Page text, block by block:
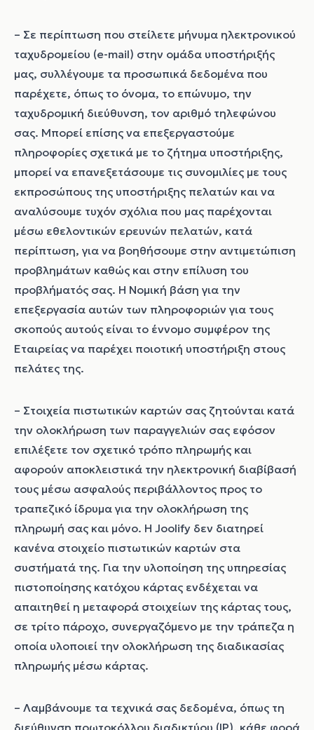
– Σε περίπτωση που στείλετε μήνυμα ηλεκτρονικού
ταχυδρομείου (e-mail) στην ομάδα υποστήριξής
μας, συλλέγουμε τα προσωπικά δεδομένα που
παρέχετε, όπως το όνομα, το επώνυμο, την
ταχυδρομική διεύθυνση, τον αριθμό τηλεφώνου
σας. Μπορεί επίσης να επεξεργαστούμε
πληροφορίες σχετικά με το ζήτημα υποστήριξης,
μπορεί να επανεξετάσουμε τις συνομιλίες με τους
εκπροσώπους της υποστήριξης πελατών και να
αναλύσουμε τυχόν σχόλια που μας παρέχονται
μέσω εθελοντικών ερευνών πελατών, κατά
περίπτωση, για να βοηθήσουμε στην αντιμετώπιση
προβλημάτων καθώς και στην επίλυση του
προβλήματός σας. Η Νομική βάση για την
επεξεργασία αυτών των πληροφοριών για τους
σκοπούς αυτούς είναι το έννομο συμφέρον της
Εταιρείας να παρέχει ποιοτική υποστήριξη στους
πελάτες της.
– Στοιχεία πιστωτικών καρτών σας ζητούνται κατά
την ολοκλήρωση των παραγγελιών σας εφόσον
επιλέξετε τον σχετικό τρόπο πληρωμής και
αφορούν αποκλειστικά την ηλεκτρονική διαβίβασή
τους μέσω ασφαλούς περιβάλλοντος προς το
τραπεζικό ίδρυμα για την ολοκλήρωση της
πληρωμή σας και μόνο. Η Joolify δεν διατηρεί
κανένα στοιχείο πιστωτικών καρτών στα
συστήματά της. Για την υλοποίηση της υπηρεσίας
πιστοποίησης κατόχου κάρτας ενδέχεται να
απαιτηθεί η μεταφορά στοιχείων της κάρτας τους,
σε τρίτο πάροχο, συνεργαζόμενο με την τράπεζα η
οποία υλοποιεί την ολοκλήρωση της διαδικασίας
πληρωμής μέσω κάρτας.
– Λαμβάνουμε τα τεχνικά σας δεδομένα, όπως τη
διεύθυνση πρωτοκόλλου διαδικτύου (IP), κάθε φορά